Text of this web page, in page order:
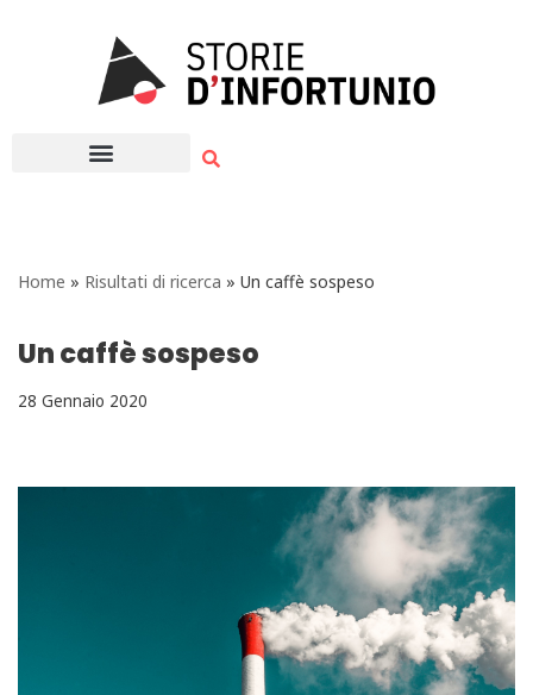
Home » Risultati di ricerca » Un caffè sospeso
Un caffè sospeso
28 Gennaio 2020